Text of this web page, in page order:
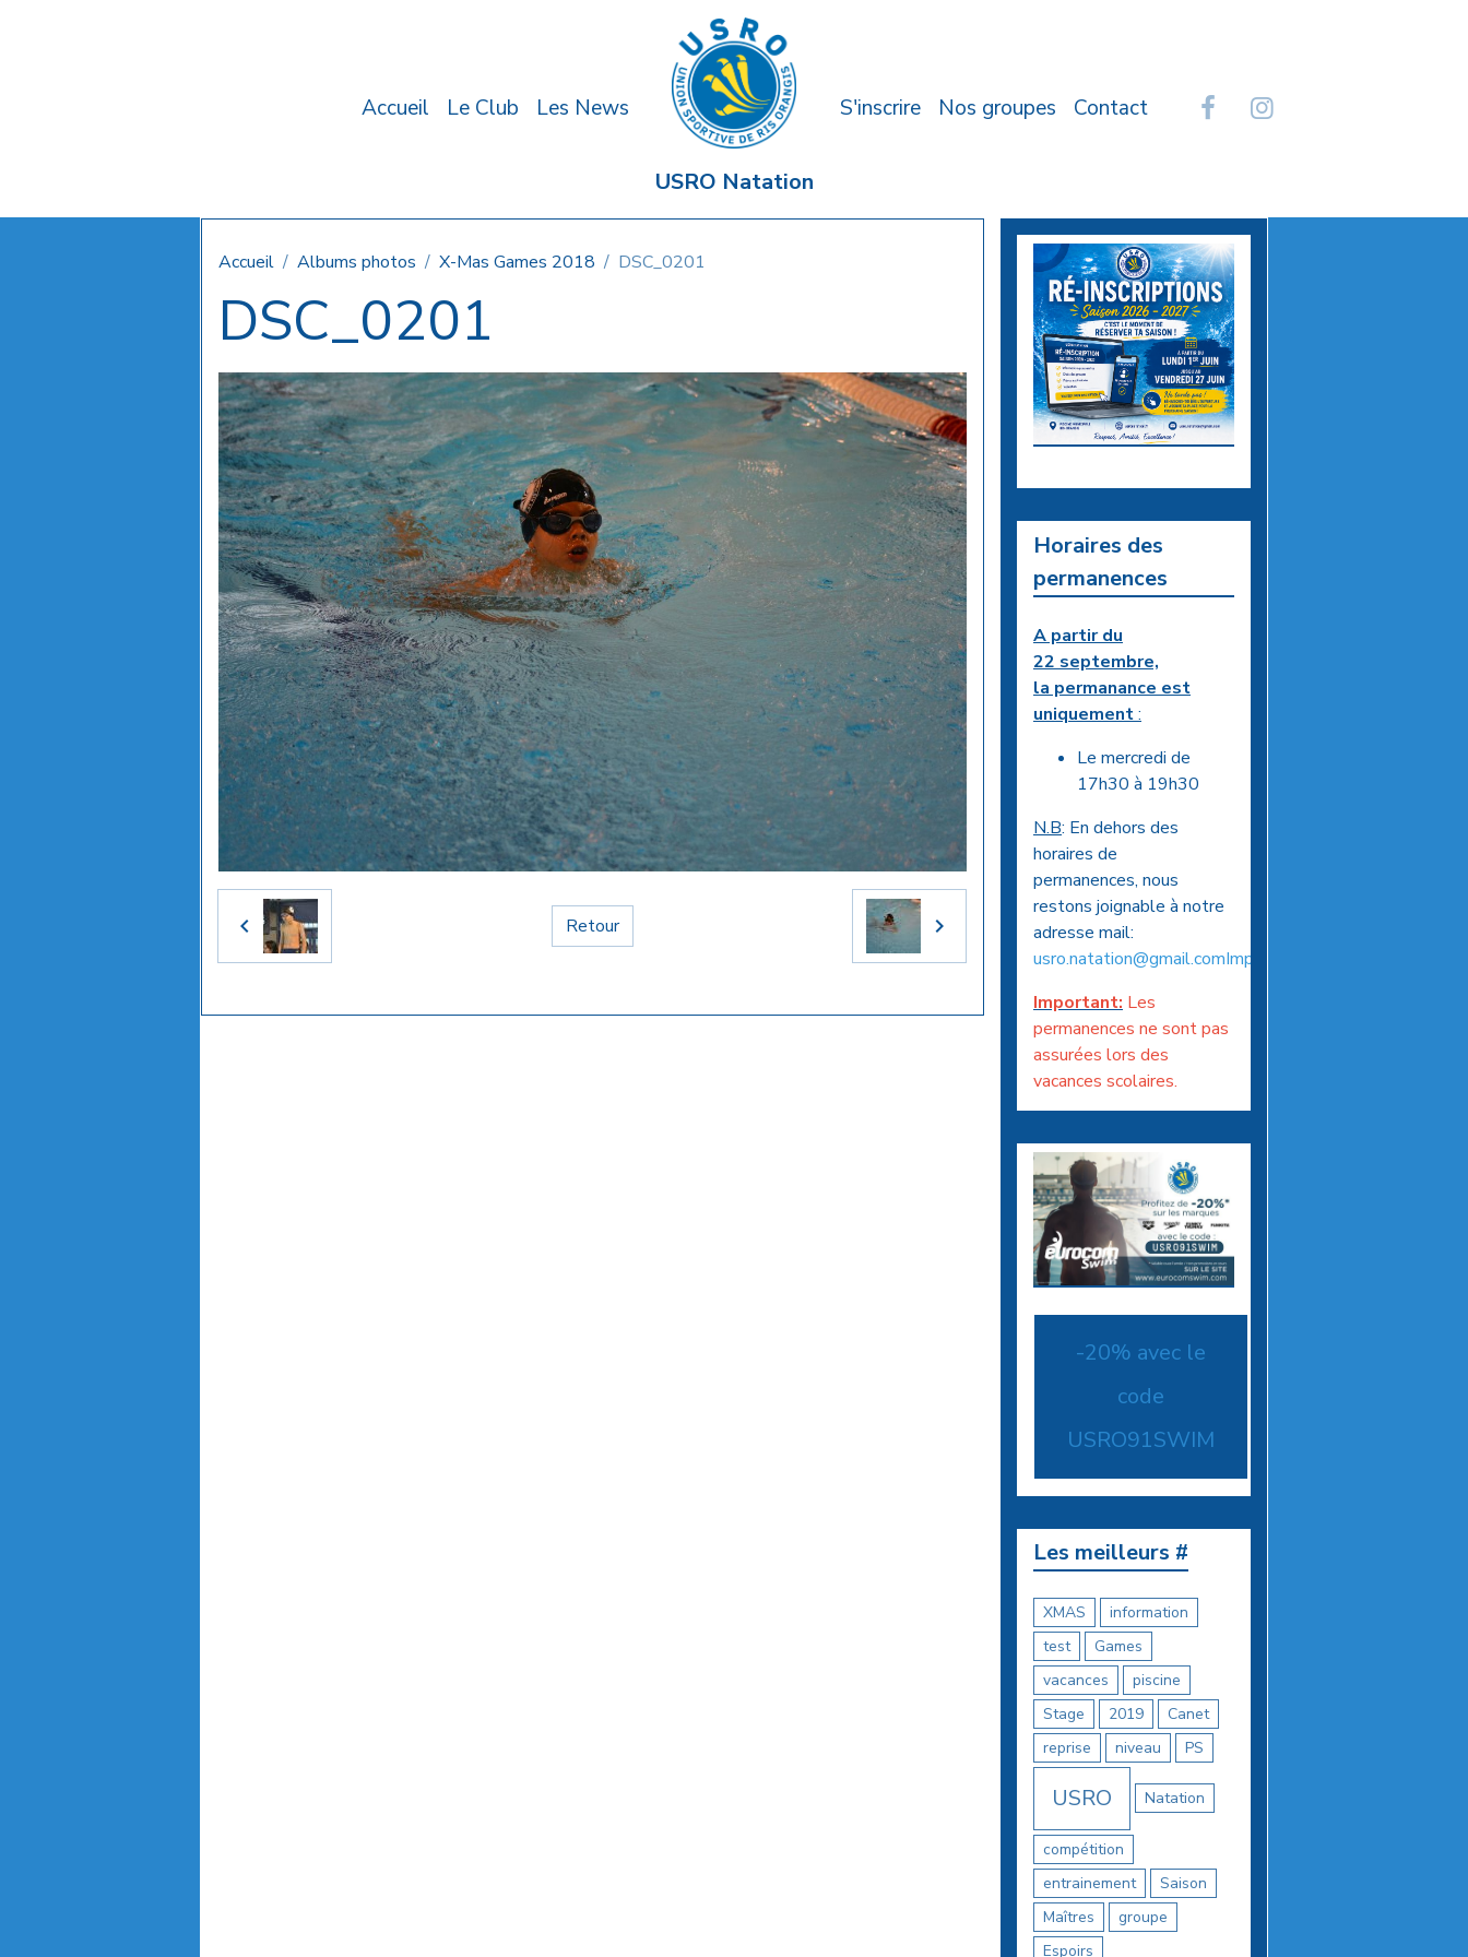
Accueil Le Club Les News
USRO Natation
S'inscrire Nos groupes Contact
Accueil Albums photos X-Mas Games 2018 DSC_0201
DSC_0201
Retour
Horaires des
permanences
A partir du
22 septembre,
la permanance est
uniquement:
Le mercredi de
17h30 à 19h30
N.B: En dehors des
horaires de
permanences, nous
restons joignable à notre
adresse mail:
usro.natation@gmail.comImportant
Important: Les
permanences ne sont pas
assurées lors des
vacances scolaires.
-20% avec le
code
USRO91SWIM
Les meilleurs #
XMAS
information
test
Games
vacances
piscine
Stage
2019
Canet
reprise
niveau PS
USRO Natation
compétition
entrainement
Saison
Maîtres
groupe
Espoirs